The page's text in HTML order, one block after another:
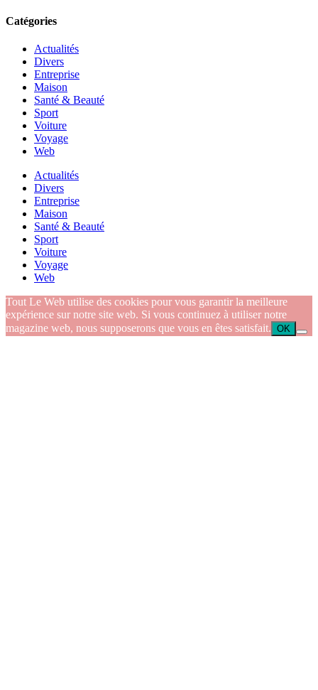
Catégories
Actualités
Divers
Entreprise
Maison
Santé & Beauté
Sport
Voiture
Voyage
Web
Actualités
Divers
Entreprise
Maison
Santé & Beauté
Sport
Voiture
Voyage
Web
Tout Le Web utilise des cookies pour vous garantir la meilleure
expérience sur notre site web. Si vous continuez à utiliser notre
magazine web, nous supposerons que vous en êtes satisfait. OK